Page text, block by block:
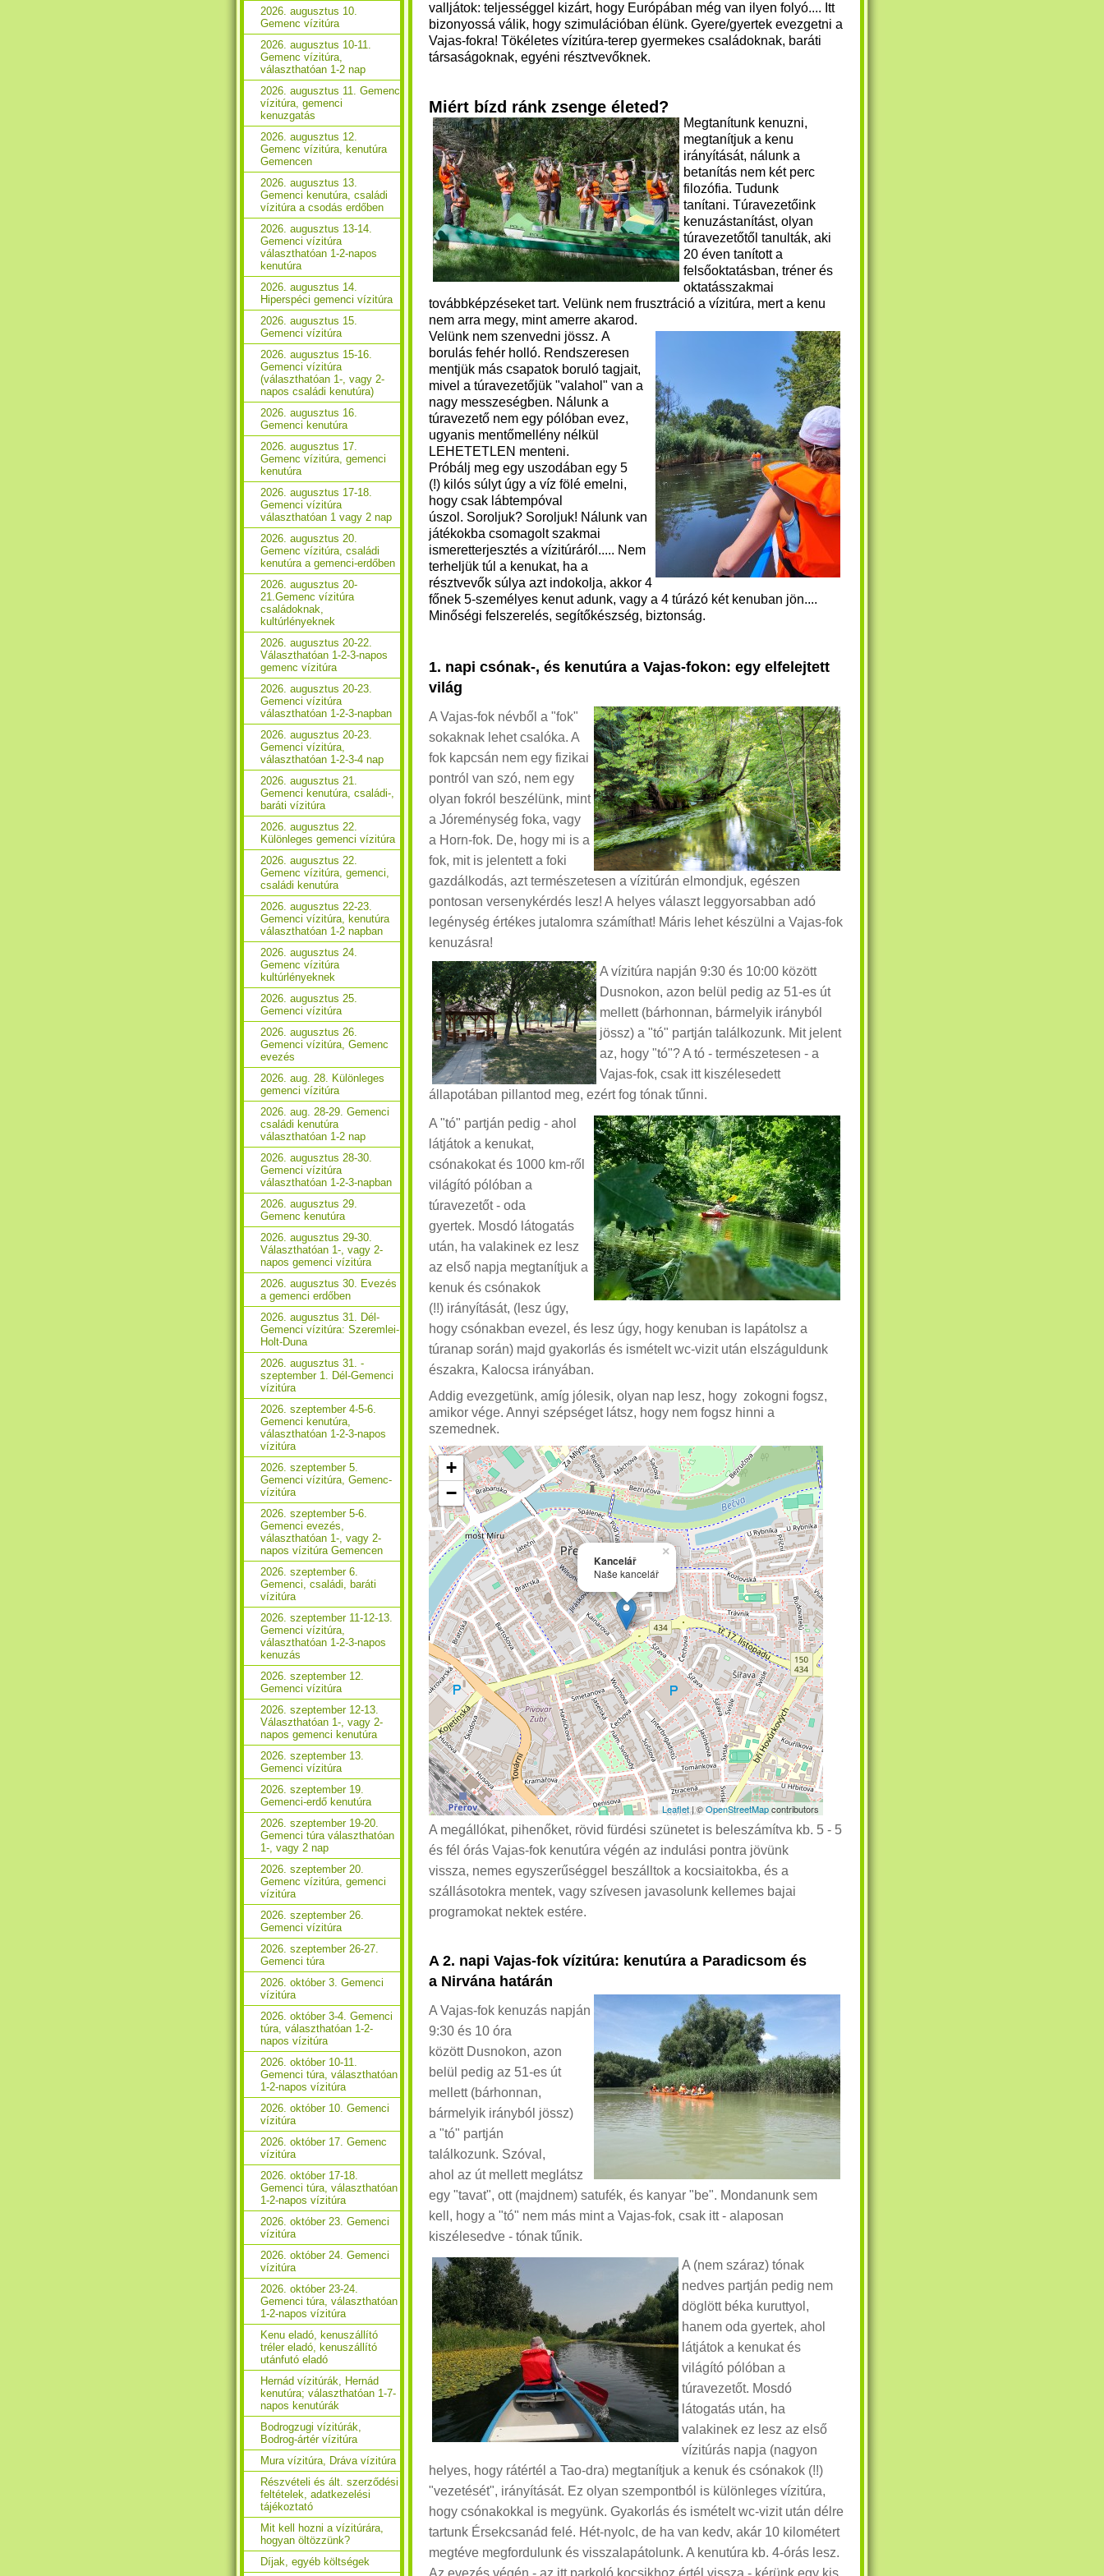
valljátok: teljességgel kizárt, hogy Európában még van ilyen folyó.... Itt
bizonyossá válik, hogy szimulációban élünk. Gyere/gyertek evezgetni a
Vajas-fokra! Tökéletes vízitúra-terep gyermekes családoknak, baráti
társaságoknak, egyéni résztvevőknek.
Miért bízd ránk zsenge életed?
Megtanítunk kenuzni,
megtanítjuk a kenu
irányítását, nálunk a
betanítás nem két perc
filozófia. Tudunk
tanítani. Túravezetőink
kenuzástanítást, olyan
túravezetőtől tanulták, aki
20 éven tanított a
felsőoktatásban, tréner és
oktatásszakmai
továbbképzéseket tart. Velünk nem frusztráció a vízitúra, mert a kenu
nem arra megy, mint amerre akarod.
Velünk nem szenvedni jössz. A
borulás fehér holló. Rendszeresen
mentjük más csapatok boruló tagjait,
mivel a túravezetőjük "valahol" van a
nagy messzeségben. Nálunk a
túravezető nem egy pólóban evez,
ugyanis mentőmellény nélkül
LEHETETLEN menteni.
Próbálj meg egy uszodában egy 5
(!) kilós súlyt úgy a víz fölé emelni,
hogy csak lábtempóval
úszol. Soroljuk? Soroljuk! Nálunk van
játékokba csomagolt szakmai
ismeretterjesztés a vízitúráról..... Nem
terheljük túl a kenukat, ha a
résztvevők súlya azt indokolja, akkor 4
főnek 5-személyes kenut adunk, vagy a 4 túrázó két kenuban jön....
Minőségi felszerelés, segítőkészség, biztonság.
1. napi csónak-, és kenutúra a Vajas-fokon: egy elfelejtett
világ
A Vajas-fok névből a "fok"
sokaknak lehet csalóka. A
fok kapcsán nem egy fizikai
pontról van szó, nem egy
olyan fokról beszélünk, mint
a Jóreménység foka, vagy
a Horn-fok. De, hogy mi is a
fok, mit is jelentett a foki
gazdálkodás, azt természetesen a vízitúrán elmondjuk, egészen
pontosan versenykérdés lesz! A helyes választ leggyorsabban adó
legénység értékes jutalomra számíthat! Máris lehet készülni a Vajas-fok
kenuzásra!
A vízitúra napján 9:30 és 10:00 között
Dusnokon, azon belül pedig az 51-es út
mellett (bárhonnan, bármelyik irányból
jössz) a "tó" partján találkozunk. Mit jelent
az, hogy "tó"? A tó - természetesen - a
Vajas-fok, csak itt kiszélesedett
állapotában pillantod meg, ezért fog tónak tűnni.
A "tó" partján pedig - ahol
látjátok a kenukat,
csónakokat és 1000 km-ről
világító pólóban a
túravezetőt - oda
gyertek. Mosdó látogatás
után, ha valakinek ez lesz
az első napja megtanítjuk a
kenuk és csónakok
(!!) irányítását, (lesz úgy,
hogy csónakban evezel, és lesz úgy, hogy kenuban is lapátolsz a
túranap során) majd gyakorlás és ismételt wc-vizit után elszáguldunk
északra, Kalocsa irányában.
Addig evezgetünk, amíg jólesik, olyan nap lesz, hogy zokogni fogsz,
amikor vége. Annyi szépséget látsz, hogy nem fogsz hinni a
szemednek.
Kancelář
Naše kancelář
×
+
−
Leaflet| ©OpenStreetMapcontributors
A megállókat, pihenőket, rövid fürdési szünetet is beleszámítva kb. 5 - 5
és fél órás Vajas-fok kenutúra végén az indulási pontra jövünk
vissza, nemes egyszerűséggel beszálltok a kocsiaitokba, és a
szállásotokra mentek, vagy szívesen javasolunk kellemes bajai
programokat nektek estére.
A 2. napi Vajas-fok vízitúra: kenutúra a Paradicsom és
a Nirvána határán
A Vajas-fok kenuzás napján
9:30 és 10 óra
között Dusnokon, azon
belül pedig az 51-es út
mellett (bárhonnan,
bármelyik irányból jössz)
a "tó" partján
találkozunk. Szóval,
ahol az út mellett meglátsz
egy "tavat", ott (majdnem) satufék, és kanyar "be". Mondanunk sem
kell, hogy a "tó" nem más mint a Vajas-fok, csak itt - alaposan
kiszélesedve - tónak tűnik.
A (nem száraz) tónak
nedves partján pedig nem
döglött béka kuruttyol,
hanem oda gyertek, ahol
látjátok a kenukat és
világító pólóban a
túravezetőt. Mosdó
látogatás után, ha
valakinek ez lesz az első
vízitúrás napja (nagyon
helyes, hogy rátértél a Tao-dra) megtanítjuk a kenuk és csónakok (!!)
"vezetését", irányítását. Ez olyan szempontból is különleges vízitúra,
hogy csónakokkal is megyünk. Gyakorlás és ismételt wc-vizit után délre
tartunk Érsekcsanád felé. Hét-nyolc, de ha van kedv, akár 10 kilométert
megtéve megfordulunk és visszalapátolunk. A kenutúra kb. 4-órás lesz.
Az evezés végén - az itt parkoló kocsikhoz értél vissza - kérünk egy kis
2026. augusztus 10.
Gemenc vízitúra
2026. augusztus 10-11.
Gemenc vízitúra,
választhatóan 1-2 nap
2026. augusztus 11. Gemenc
vízitúra, gemenci
kenuzgatás
2026. augusztus 12.
Gemenc vízitúra, kenutúra
Gemencen
2026. augusztus 13.
Gemenci kenutúra, családi
vízitúra a csodás erdőben
2026. augusztus 13-14.
Gemenci vízitúra
választhatóan 1-2-napos
kenutúra
2026. augusztus 14.
Hiperspéci gemenci vízitúra
2026. augusztus 15.
Gemenci vízitúra
2026. augusztus 15-16.
Gemenci vízitúra
(választhatóan 1-, vagy 2-
napos családi kenutúra)
2026. augusztus 16.
Gemenci kenutúra
2026. augusztus 17.
Gemenc vízitúra, gemenci
kenutúra
2026. augusztus 17-18.
Gemenci vízitúra
választhatóan 1 vagy 2 nap
2026. augusztus 20.
Gemenc vízitúra, családi
kenutúra a gemenci-erdőben
2026. augusztus 20-
21.Gemenc vízitúra
családoknak,
kultúrlényeknek
2026. augusztus 20-22.
Választhatóan 1-2-3-napos
gemenc vízitúra
2026. augusztus 20-23.
Gemenci vízitúra
választhatóan 1-2-3-napban
2026. augusztus 20-23.
Gemenci vízitúra,
választhatóan 1-2-3-4 nap
2026. augusztus 21.
Gemenci kenutúra, családi-,
baráti vízitúra
2026. augusztus 22.
Különleges gemenci vízitúra
2026. augusztus 22.
Gemenc vízitúra, gemenci,
családi kenutúra
2026. augusztus 22-23.
Gemenci vízitúra, kenutúra
választhatóan 1-2 napban
2026. augusztus 24.
Gemenc vízitúra
kultúrlényeknek
2026. augusztus 25.
Gemenci vízitúra
2026. augusztus 26.
Gemenci vízitúra, Gemenc
evezés
2026. aug. 28. Különleges
gemenci vízitúra
2026. aug. 28-29. Gemenci
családi kenutúra
választhatóan 1-2 nap
2026. augusztus 28-30.
Gemenci vízitúra
választhatóan 1-2-3-napban
2026. augusztus 29.
Gemenc kenutúra
2026. augusztus 29-30.
Választhatóan 1-, vagy 2-
napos gemenci vízitúra
2026. augusztus 30. Evezés
a gemenci erdőben
2026. augusztus 31. Dél-
Gemenci vízitúra: Szeremlei-
Holt-Duna
2026. augusztus 31. -
szeptember 1. Dél-Gemenci
vízitúra
2026. szeptember 4-5-6.
Gemenci kenutúra,
választhatóan 1-2-3-napos
vízitúra
2026. szeptember 5.
Gemenci vízitúra, Gemenc-
vízitúra
2026. szeptember 5-6.
Gemenci evezés,
választhatóan 1-, vagy 2-
napos vízitúra Gemencen
2026. szeptember 6.
Gemenci, családi, baráti
vízitúra
2026. szeptember 11-12-13.
Gemenci vízitúra,
választhatóan 1-2-3-napos
kenuzás
2026. szeptember 12.
Gemenci vízitúra
2026. szeptember 12-13.
Választhatóan 1-, vagy 2-
napos gemenci kenutúra
2026. szeptember 13.
Gemenci vízitúra
2026. szeptember 19.
Gemenci-erdő kenutúra
2026. szeptember 19-20.
Gemenci túra választhatóan
1-, vagy 2 nap
2026. szeptember 20.
Gemenc vízitúra, gemenci
vízitúra
2026. szeptember 26.
Gemenci vízitúra
2026. szeptember 26-27.
Gemenci túra
2026. október 3. Gemenci
vízitúra
2026. október 3-4. Gemenci
túra, választhatóan 1-2-
napos vízitúra
2026. október 10-11.
Gemenci túra, választhatóan
1-2-napos vízitúra
2026. október 10. Gemenci
vízitúra
2026. október 17. Gemenc
vízitúra
2026. október 17-18.
Gemenci túra, választhatóan
1-2-napos vízitúra
2026. október 23. Gemenci
vízitúra
2026. október 24. Gemenci
vízitúra
2026. október 23-24.
Gemenci túra, választhatóan
1-2-napos vízitúra
Kenu eladó, kenuszállító
tréler eladó, kenuszállító
utánfutó eladó
Hernád vízitúrák, Hernád
kenutúra; választhatóan 1-7-
napos kenutúrák
Bodrogzugi vízitúrák,
Bodrog-ártér vízitúra
Mura vízitúra, Dráva vízitúra
Részvételi és ált. szerződési
feltételek, adatkezelési
tájékoztató
Mit kell hozni a vízitúrára,
hogyan öltözzünk?
Díjak, egyéb költségek